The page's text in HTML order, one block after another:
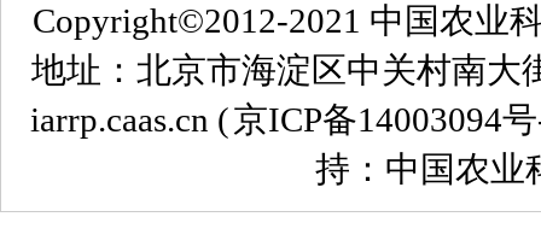
Copyright©2012-2021 中国农业
地址：北京市海淀区中关村南大
iarrp.caas.cn (京ICP备14003094
持：中国农